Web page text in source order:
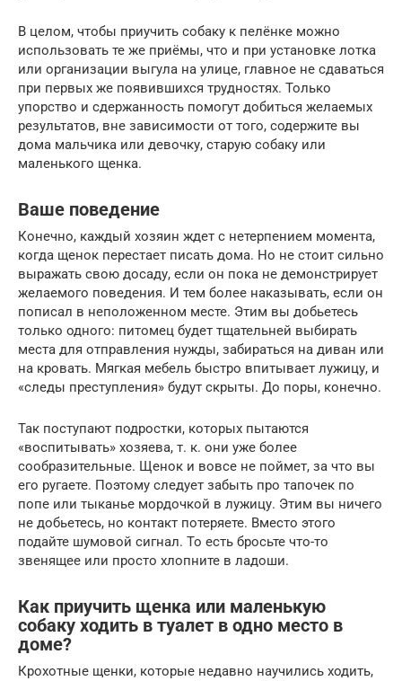
В целом, чтобы приучить собаку к пелёнке можно
использовать те же приёмы, что и при установке лотка
или организации выгула на улице, главное не сдаваться
при первых же появившихся трудностях. Только
упорство и сдержанность помогут добиться желаемых
результатов, вне зависимости от того, содержите вы
дома мальчика или девочку, старую собаку или
маленького щенка.
Ваше поведение
Конечно, каждый хозяин ждет с нетерпением момента,
когда щенок перестает писать дома. Но не стоит сильно
выражать свою досаду, если он пока не демонстрирует
желаемого поведения. И тем более наказывать, если он
пописал в неположенном месте. Этим вы добьетесь
только одного: питомец будет тщательней выбирать
места для отправления нужды, забираться на диван или
на кровать. Мягкая мебель быстро впитывает лужицу, и
«следы преступления» будут скрыты. До поры, конечно.
Так поступают подростки, которых пытаются
«воспитывать» хозяева, т. к. они уже более
сообразительные. Щенок и вовсе не поймет, за что вы
его ругаете. Поэтому следует забыть про тапочек по
попе или тыканье мордочкой в лужицу. Этим вы ничего
не добьетесь, но контакт потеряете. Вместо этого
подайте шумовой сигнал. То есть бросьте что-то
звенящее или просто хлопните в ладоши.
Как приучить щенка или маленькую
собаку ходить в туалет в одно место в
доме?
Крохотные щенки, которые недавно научились ходить,